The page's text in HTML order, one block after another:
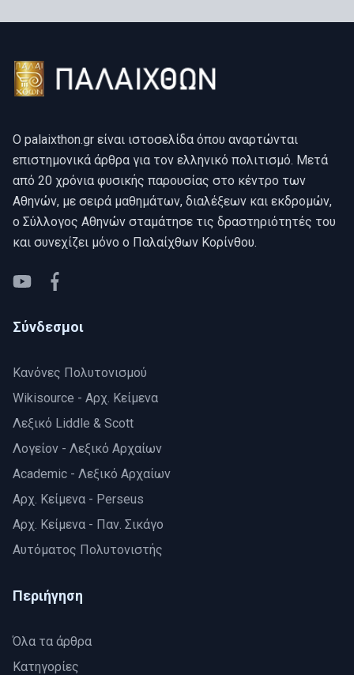
O palaixthon.gr είναι ιστοσελίδα όπου αναρτώνται
επιστημονικά άρθρα για τον ελληνικό πολιτισμό. Μετά
από 20 χρόνια φυσικής παρουσίας στο κέντρο των
Αθηνών, με σειρά μαθημάτων, διαλέξεων και εκδρομών,
ο Σύλλογος Αθηνών σταμάτησε τις δραστηριότητές του
και συνεχίζει μόνο ο Παλαίχθων Κορίνθου.
YouTubeFacebook
Σύνδεσμοι
Κανόνες Πολυτονισμού
Wikisource - Aρχ. Κείμενα
Λεξικό Liddle & Scott
Λογείον - Λεξικό Αρχαίων
Αcademic - Λεξικό Αρχαίων
Aρχ. Κείμενα - Perseus
Αρχ. Κείμενα - Παν. Σικάγο
Αυτόματος Πολυτονιστής
Περιήγηση
Όλα τα άρθρα
Κατηγορίες